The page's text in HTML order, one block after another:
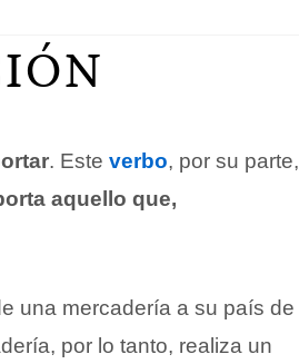
. Este verbo, por su parte,
aquello que,
una mercadería a su país de
por lo tanto, realiza un